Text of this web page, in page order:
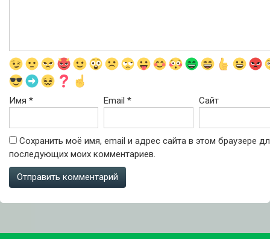
Имя * Email* Сайт
Сохранить моё имя, email и адрес сайта в этом браузере
последующих моих комментариев.